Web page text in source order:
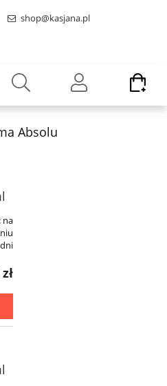
shop@kasjana.pl
Absolu
na